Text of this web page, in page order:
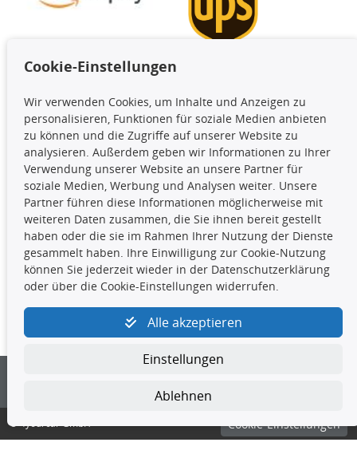
Die hier angezeigten Daten,
insbesondere die gesamte Datenbank,
dürfen nicht kopiert werden. Es ist zu
unterlassen, die Daten oder die gesamte Datenbank ohne
vorherige Zustimmung TecDocs zu vervielfältigen, zu
verbreiten und/oder diese Handlungen durch Dritte ausführen
zu lassen. Ein Zuwiderhandeln stellt eine
Urheberrechtsverletzung dar und wird verfolgt.
Kontakt
4yourcar GmbH | Avidesweg 1 | 27386 Hemsbünde |
kundenservice@4yourcar.de
© 4yourcar GmbH Cookie-Einstellungen
Cookie-Einstellungen
Wir verwenden Cookies, um Inhalte und Anzeigen zu
personalisieren, Funktionen für soziale Medien anbieten
zu können und die Zugriffe auf unserer Website zu
analysieren. Außerdem geben wir Informationen zu Ihrer
Verwendung unserer Website an unsere Partner für
soziale Medien, Werbung und Analysen weiter. Unsere
Partner führen diese Informationen möglicherweise mit
weiteren Daten zusammen, die Sie ihnen bereit gestellt
haben oder die sie im Rahmen Ihrer Nutzung der Dienste
gesammelt haben. Ihre Einwilligung zur Cookie-Nutzung
können Sie jederzeit wieder in der Datenschutzerklärung
oder über die Cookie-Einstellungen widerrufen.
Alle akzeptieren
Einstellungen
Ablehnen